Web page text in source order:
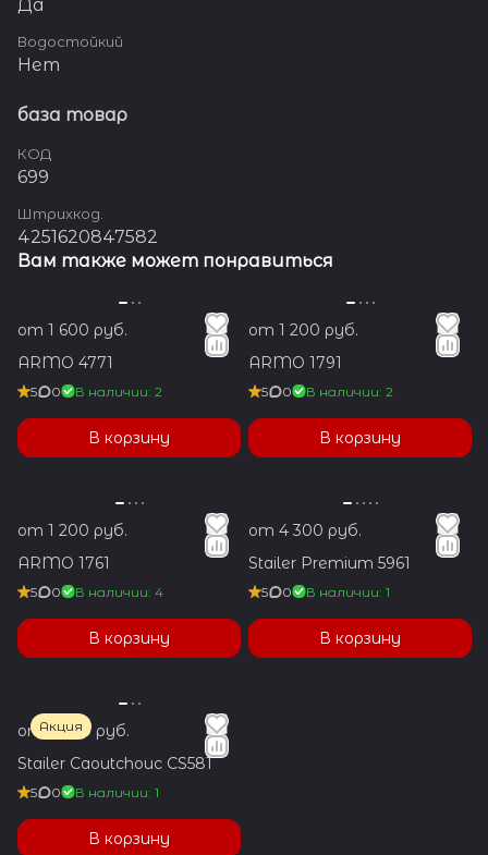
Да
Водостойкий
Нет
база товар
КОД
699
Штрихкод.
4251620847582
Вам также может понравиться
от 1 600 руб.
ARMO 4771
5 0 В наличии: 2
В корзину
от 1 200 руб.
ARMO 1791
5 0 В наличии: 2
В корзину
от 1 200 руб.
ARMO 1761
5 0 В наличии: 4
В корзину
от 4 300 руб.
Stailer Premium 5961
5 0 В наличии: 1
В корзину
Акция
от 3 600 руб.
Stailer Caoutchouc CS581
5 0 В наличии: 1
В корзину